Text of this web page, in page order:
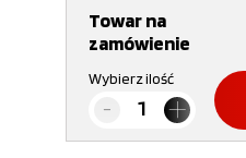
Towar na
zamówienie
Wybierz ilość